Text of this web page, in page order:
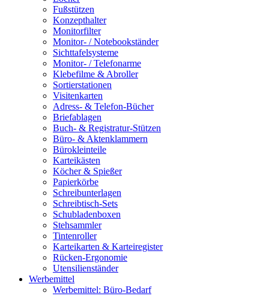
Fußstützen
Konzepthalter
Monitorfilter
Monitor- / Notebookständer
Sichttafelsysteme
Monitor- / Telefonarme
Klebefilme & Abroller
Sortierstationen
Visitenkarten
Adress- & Telefon-Bücher
Briefablagen
Buch- & Registratur-Stützen
Büro- & Aktenklammern
Bürokleinteile
Karteikästen
Köcher & Spießer
Papierkörbe
Schreibunterlagen
Schreibtisch-Sets
Schubladenboxen
Stehsammler
Tintenroller
Karteikarten & Karteiregister
Rücken-Ergonomie
Utensilienständer
Werbemittel
Werbemittel: Büro-Bedarf